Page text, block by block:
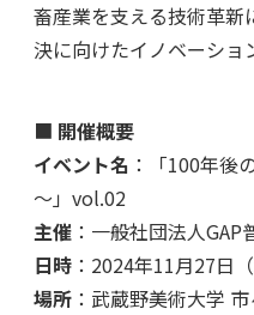
畜産業を支える技術革新
決に向けたイノベーショ
■ 開催概要
イベント名 ：「100年後
～」vol.02
主催 ：一般社団法人GAP
日時 ：2024年11月27日
場所 ：武蔵野美術大学